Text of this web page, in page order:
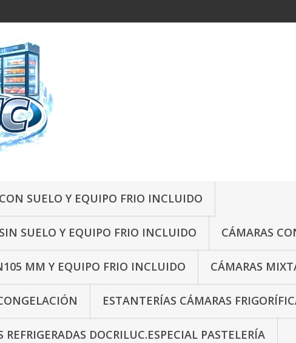
SUELO Y EQUIPO FRIO INCLUIDO
SUELO Y EQUIPO FRIO INCLUIDO CÁMARAS
MM Y EQUIPO FRIO INCLUIDO CÁMARAS
ESTANTERÍAS CÁMARAS
REFRIGERADAS DOCRILUC.ESPECIAL PASTELERÍA